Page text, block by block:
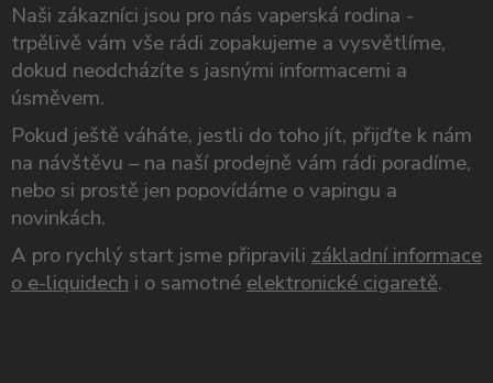
Naši zákazníci jsou pro nás vaperská rodina -
trpělivě vám vše rádi zopakujeme a vysvětlíme,
dokud neodcházíte s jasnými informacemi a
úsměvem.
Pokud ještě váháte, jestli do toho jít, přijďte k nám
na návštěvu – na naší prodejně vám rádi poradíme,
nebo si prostě jen popovídáme o vapingu a
novinkách.
A pro rychlý start jsme připravili základní informace
o e-liquidech i o samotné elektronické cigaretě.